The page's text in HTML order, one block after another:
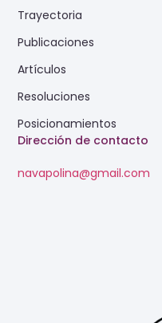
Dirección de contacto
navapolina@gmail.com
Trayectoria
Publicaciones
Artículos
Resoluciones
Posicionamientos